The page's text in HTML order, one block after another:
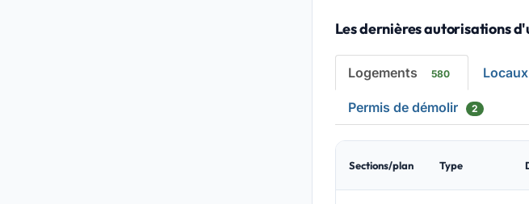
Les dernières autorisations
Logements 580
Permis de démolir 2
Sections/plan Type